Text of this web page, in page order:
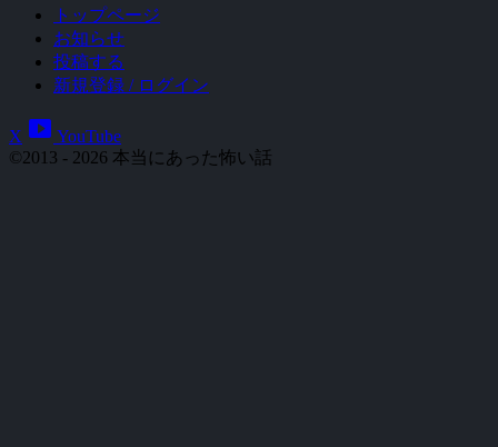
トップページ
お知らせ
投稿する
新規登録 / ログイン
X smart_display YouTube
©2013 - 2026 本当にあった怖い話